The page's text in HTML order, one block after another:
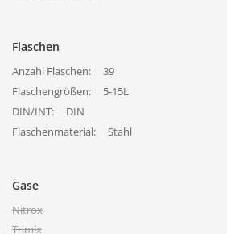
Flaschen
Anzahl Flaschen:
39
Flaschengrößen:
5-15L
DIN/INT:
DIN
Flaschenmaterial:
Stahl
Gase
Nitrox
Trimix